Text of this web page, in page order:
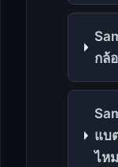
กล้
แบ
ไห